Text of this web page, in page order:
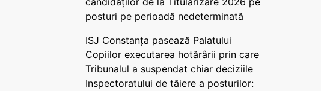
posturi pe perioadă nedeterminată
ISJ Constanța pasează Palatului
Copiilor executarea hotărârii prin care
Tribunalul a suspendat chiar deciziile
Inspectoratului de tăiere a posturilor: